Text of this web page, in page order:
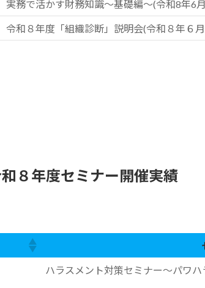
実務で活かす財務知識～基礎編～(令和8年6
令和８年度「組織診断」説明会(令和８年６
８年度セミナー開催実績
ハラスメント対策セミナー～パワ